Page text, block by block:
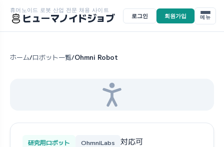
휴머노이드 로봇 산업 전문 채용 사이트
ヒューマノイドジョブ 로그인 회원가입 메뉴
ホーム/ロボット一覧/Ohmni Robot
研究用ロボット OhmniLabs 対応可